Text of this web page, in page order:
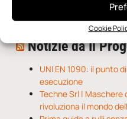
Cookie
O-Ring, tecnica e
Notizie da Il
UNI EN 1090: il punto
esecuzione
Techne Srl |
rivoluziona il mondo